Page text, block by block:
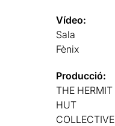
Vídeo:
Sala
Fènix
Producció:
THE HERMIT
HUT
COLLECTIVE